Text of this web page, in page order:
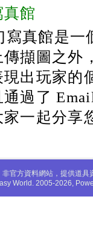
真館
寫真館是一
傳擷圖之外
現出玩家的
通過了
家一起分享
官方資料網站，提供道
World. 2005-2026,